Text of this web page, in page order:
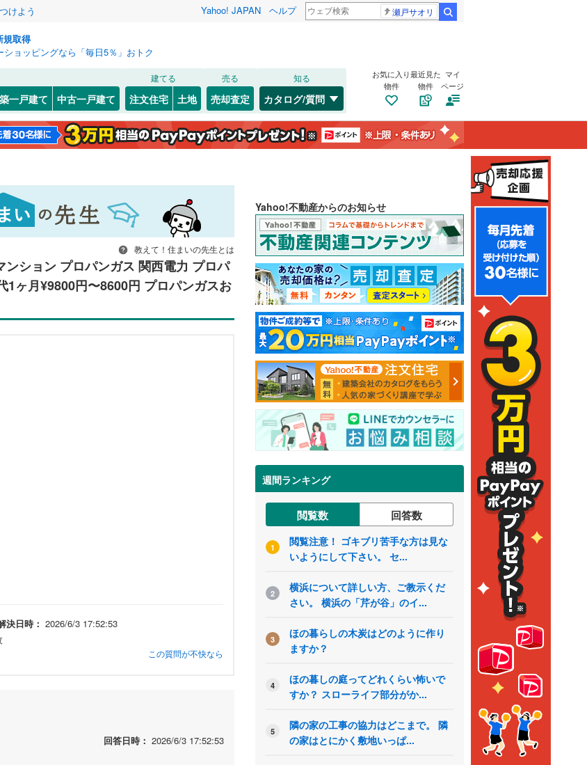
けよう Yahoo! JAPAN ヘルプ 瀬戸サオリ
規取得
ショッピングなら「毎日5％」おトク
一戸建て 中古一戸建て
建てる
注文住宅 土地
売る
売却査定
知る
カタログ/質問
お気に入り
物件
最近見た
物件
マイ
ページ
教えて！住まいの先生とは
ション プロパンガス 関西電力 プロパ
1ヶ月¥9800円〜8600円 プロパンガスお
決日時： 2026/6/3 17:52:53
この質問が不快なら
回答日時： 2026/6/3 17:52:53
Yahoo!不動産からのお知らせ
週間ランキング
閲覧数 回答数
1
閲覧注意！ ゴキブリ苦手な方は見な
いようにして下さい。 セ...
2
横浜について詳しい方、ご教示くだ
さい。 横浜の「芹が谷」のイ...
3
ほの暮らしの木炭はどのように作り
ますか？
4
ほの暮しの庭ってどれくらい怖いで
すか？ スローライフ部分がか...
5
隣の家の工事の協力はどこまで。 隣
の家はとにかく敷地いっぱ...